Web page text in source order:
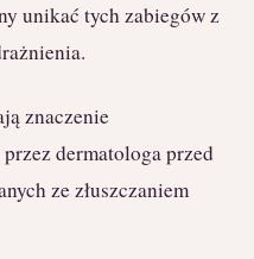
unikać tych zabiegów z
znaczenie
dermatologa przed
ze złuszczaniem